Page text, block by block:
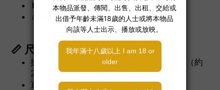
🔋
USB充電，方便環保
💧
IPX6防潑水，易於清潔保養
📏 尺寸資訊：
插入長度：5.5 吋（約 14cm）／全長 11 吋（約
28cm）
直徑：1.75 吋（約 4.4cm）